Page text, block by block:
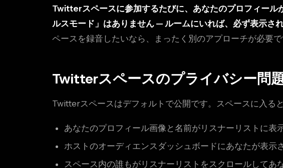
Twitterスペースに参加するたびに、あなたのプロフィール
ルスモード」はありません — ルームにいれば、必ず表示され
ペースを録音したいなら、まったく別のアプローチが必要で
Twitterスペースのプライバシー問
Twitterスペースはデフォルトで公開です。スペースに入る
あなたのプロフィール画像と名前がリスナーリストに表
ホストのオーディエンスダッシュボードにあなたが表示
スペース内の誰もがリスナーリストをスクロールしてあ